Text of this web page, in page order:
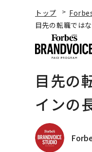
トップ
目先の転職では
目先の
インの